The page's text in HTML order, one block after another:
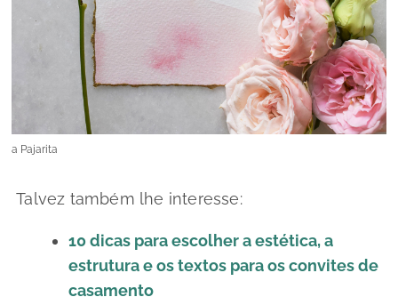
a Pajarita
Talvez também lhe interesse:
10 dicas para escolher a estética, a
estrutura e os textos para os convites de
casamento